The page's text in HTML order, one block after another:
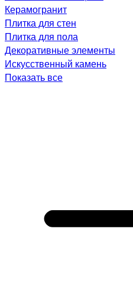
Керамогранит
Плитка для стен
Плитка для пола
Декоративные элементы
Искусственный камень
Показать все